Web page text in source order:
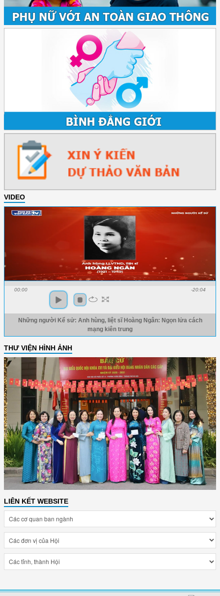
VIDEO
00:00 -20:04
Những người Kể sử: Anh hùng, liệt sĩ Hoàng Ngân: Ngọn lửa cách
mạng kiên trung
THƯ VIỆN HÌNH ẢNH
LIÊN KẾT WEBSITE